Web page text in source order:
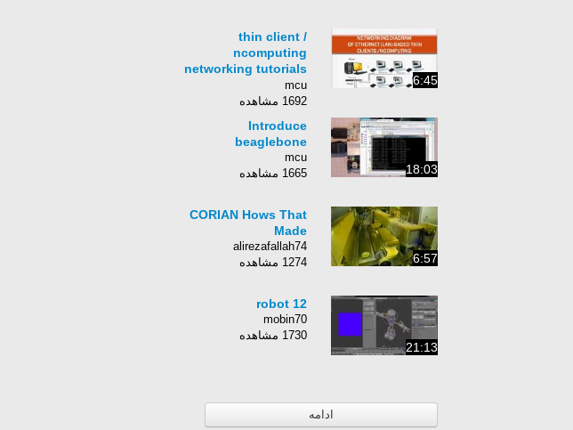
6:45
thin client /
ncomputing
networking tutorials
part - 2
mcu
1692 مشاهده
18:03
Introduce
beaglebone
mcu
1665 مشاهده
6:57
CORIAN Hows That
Made
alirezafallah74
1274 مشاهده
21:13
robot 12
mobin70
1730 مشاهده
ادامه